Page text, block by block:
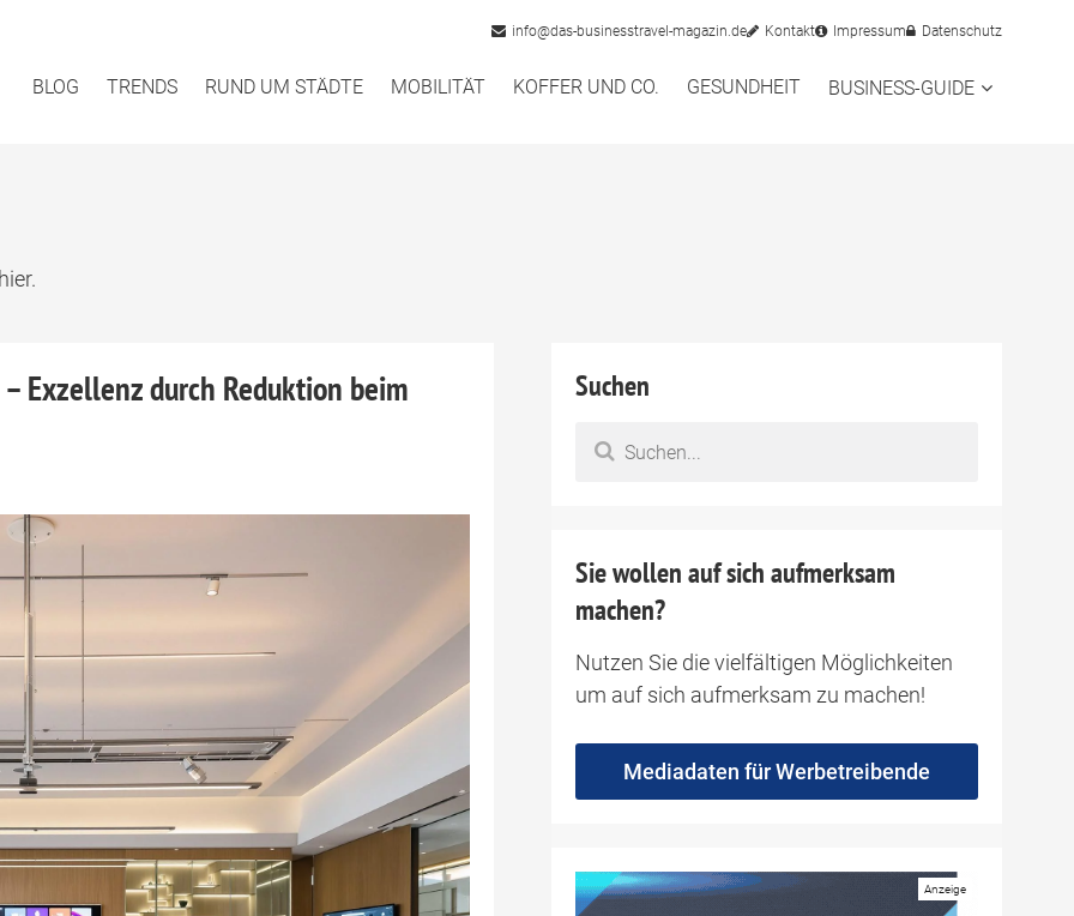
info@das-businesstravel-magazin.de Kontakt Impressum Datenschutz
BLOG TRENDS RUND UM STÄDTE MOBILITÄT KOFFER UND CO. GESUNDHEIT BUSINESS-GUIDE
Exzellenz durch Reduktion beim Suchen
Sie wollen auf sich aufmerksam
machen?
Nutzen Sie die vielfältigen Möglichkeiten
um auf sich aufmerksam zu machen!
Mediadaten für Werbetreibende